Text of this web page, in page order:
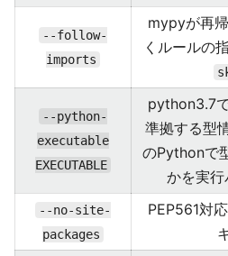
--follow-
imports
mypyが再
くルールの
--python-
executable
EXECUTABLE
python3.7
準拠する型
のPythonで
かを実行
--no-site-
packages
PEP561対